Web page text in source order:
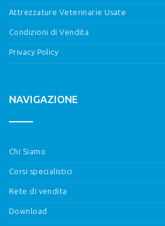
Attrezzature Veterinarie Usate
Condizioni di Vendita
Privacy Policy
NAVIGAZIONE
Chi Siamo
Corsi specialistici
Rete di vendita
Download